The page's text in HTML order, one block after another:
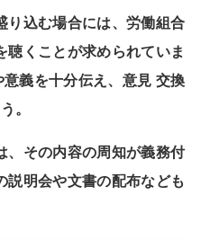
り込む場合には、労働組合
聴くことが求められていま
義を十分伝え、意見 交換
。
、その内容の周知が義務付
説明会や文書の配布なども